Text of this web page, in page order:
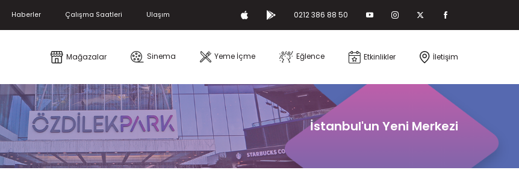
Haberler Çalışma Saatleri Ulaşım 0212 386 88 50
Mağazalar Sinema Yeme İçme Eğlence Etkinlikler İletişim
İstanbul'un Yeni Merkezi